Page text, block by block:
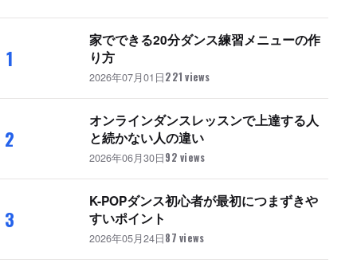
1
家でできる20分ダンス練習メニューの作
り方
2026年07月01日221 views
2
オンラインダンスレッスンで上達する人
と続かない人の違い
2026年06月30日92 views
3
K-POPダンス初心者が最初につまずきや
すいポイント
2026年05月24日87 views